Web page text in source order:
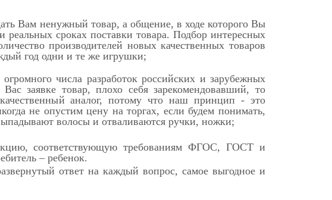
Вам ненужный товар, а общение, в ходе которого Вы
сроках поставки товара. Подбор интересных
производителей новых качественных товаров
год одни и те же игрушки;
числа разработок российских и зарубежных
заявке товар, плохо себя зарекомендовавший, то
аналог, потому что наш принцип - это
не опустим цену на торгах, если будем понимать,
волосы и отваливаются ручки, ножки;
соответствующую требованиям ФГОС, ГОСТ и
– ребенок.
ответ на каждый вопрос, самое выгодное и